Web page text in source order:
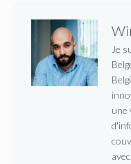
Je
une